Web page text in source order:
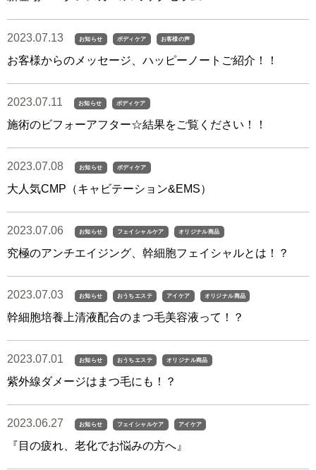
2023.07.13 お知らせ ボディケア お客様の声
お客様からのメッセージ、ハッピーノートご紹介！！
2023.07.11 お知らせ ボディケア
施術のビフォーアフター☆結果をご覧ください！！
2023.07.08 お知らせ ボディケア
大人気CMP（キャビテーション&EMS）
2023.07.06 お知らせ フェイシャルケア オリジナル商品
究極のアンチエイジング、幹細胞フェイシャルとは！？
2023.07.03 お知らせ おうちエステ アイケア オリジナル商品
幹細胞培養上清液配合のまつ毛美容液って！？
2023.07.01 お知らせ おうちエステ オリジナル商品
紫外線ダメージはまつ毛にも！？
2023.06.27 お知らせ フェイシャルケア アイケア
『目の疲れ、老化でお悩みの方へ』